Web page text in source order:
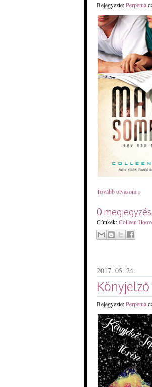
Bejegyezte:Perpetua
Tovább olvasom »
0 megjegyzés
Címkék: Colleen
2017. 05. 24.
Könyjelző
Bejegyezte:Perpetua